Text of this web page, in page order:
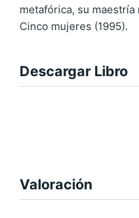
metafórica, su
Cinco mujeres (1995).
Descargar Libro
Valoración